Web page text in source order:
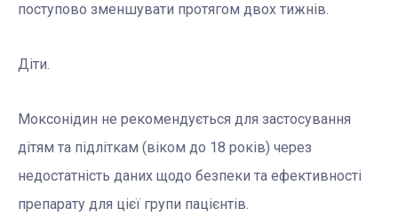
поступово зменшувати протягом двох тижнів.
Діти.
Моксонідин не рекомендується для застосування
дітям та підліткам (віком до 18 років) через
недостатність даних щодо безпеки та ефективності
препарату для цієї групи пацієнтів.